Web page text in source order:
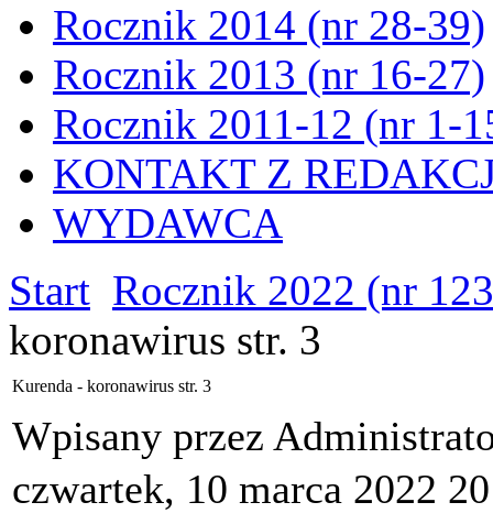
Rocznik 2014 (nr 28-39)
Rocznik 2013 (nr 16-27)
Rocznik 2011-12 (nr 1-
KONTAKT Z
WYDAWCA
Start Rocznik 2022 (nr
koronawirus str. 3
Kurenda - koronawirus str. 3
Wpisany przez
czwartek, 10 marca 2022